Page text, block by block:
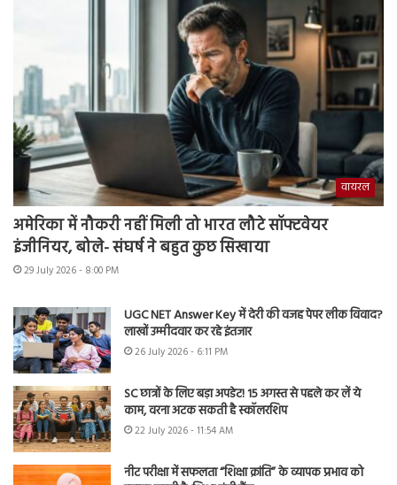
वायरल
अमेरिका में नौकरी नहीं मिली तो भारत लौटे सॉफ्टवेयर
इंजीनियर, बोले- संघर्ष ने बहुत कुछ सिखाया
29 July 2026 - 8:00 PM
UGC NET Answer Key में देरी की वजह पेपर लीक विवाद?
लाखों उम्मीदवार कर रहे इंतजार
26 July 2026 - 6:11 PM
SC छात्रों के लिए बड़ा अपडेट! 15 अगस्त से पहले कर लें ये
काम, वरना अटक सकती है स्कॉलरशिप
22 July 2026 - 11:54 AM
नीट परीक्षा में सफलता “शिक्षा क्रांति” के व्यापक प्रभाव को